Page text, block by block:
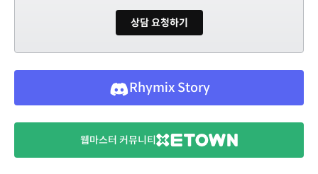
상담 요청하기
Rhymix Story
웹마스터 커뮤니티